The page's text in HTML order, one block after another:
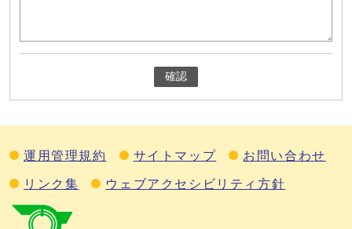
確認
運用管理規約 サイトマップ お問い合わせ
リンク集 ウェブアクセシビリティ方針